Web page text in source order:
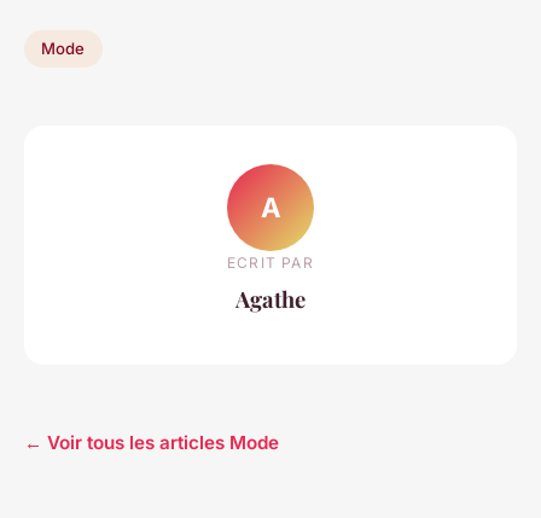
Mode
A
ECRIT PAR
Agathe
← Voir tous les articles Mode